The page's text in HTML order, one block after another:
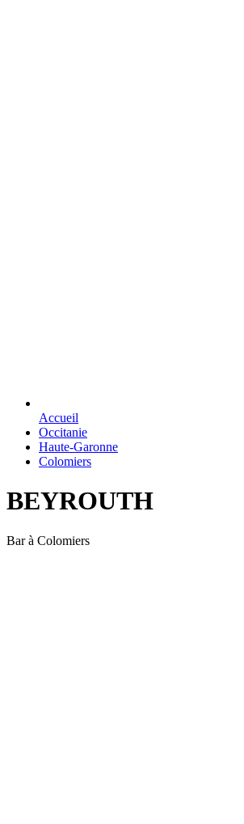
Accueil
Occitanie
Haute-Garonne
Colomiers
BEYROUTH
Bar à Colomiers